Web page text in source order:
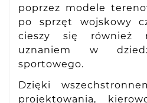
poprzez modele
po sprzęt wojskowy
cieszy się również
uznaniem w
sportowego.
Dzięki
projektowania,